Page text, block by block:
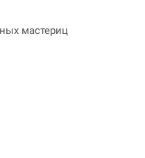
мастериц